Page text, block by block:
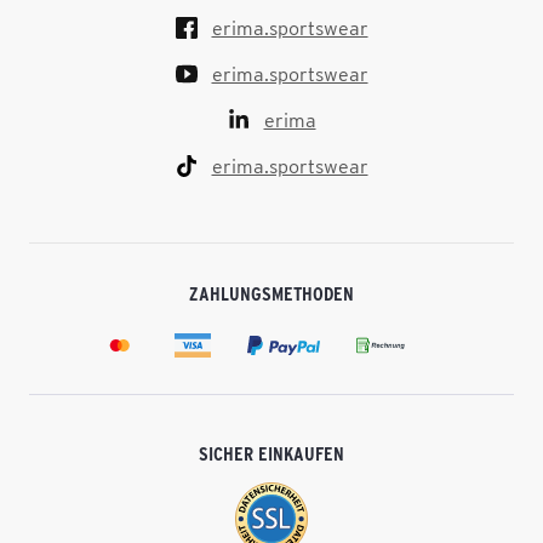
erima.sportswear
erima.sportswear
erima
erima.sportswear
ZAHLUNGSMETHODEN
SICHER EINKAUFEN